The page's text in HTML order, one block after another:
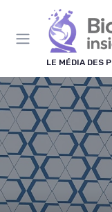
LE MÉDIA DES
Panneau de gestion